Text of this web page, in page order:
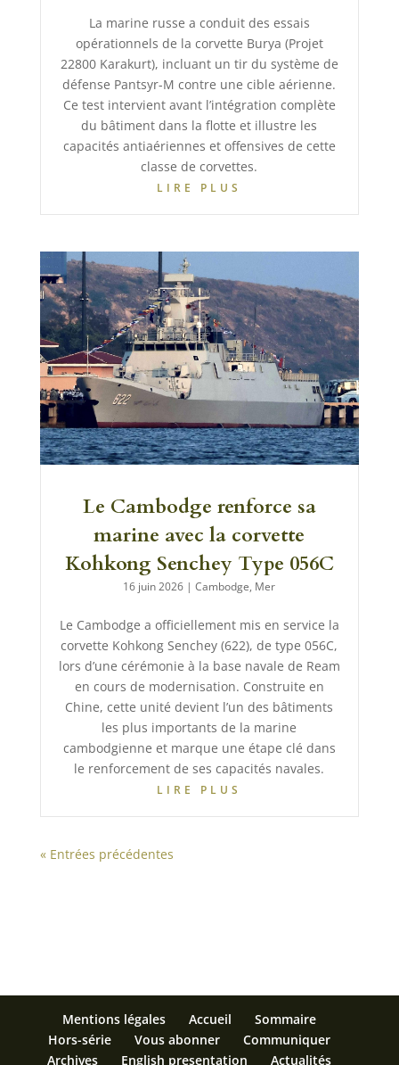
La marine russe a conduit des essais
opérationnels de la corvette Burya (Projet
22800 Karakurt), incluant un tir du système de
défense Pantsyr-M contre une cible aérienne.
Ce test intervient avant l’intégration complète
du bâtiment dans la flotte et illustre les
capacités antiaériennes et offensives de cette
classe de corvettes.
LIRE PLUS
Le Cambodge renforce sa
marine avec la corvette
Kohkong Senchey Type 056C
16 juin 2026 |Cambodge, Mer
Le Cambodge a officiellement mis en service la
corvette Kohkong Senchey (622), de type 056C,
lors d’une cérémonie à la base navale de Ream
en cours de modernisation. Construite en
Chine, cette unité devient l’un des bâtiments
les plus importants de la marine
cambodgienne et marque une étape clé dans
le renforcement de ses capacités navales.
LIRE PLUS
« Entrées précédentes
Mentions légales Accueil
Sommaire
Hors-série
Vous abonner
Communiquer
Archives
English presentation Actualités